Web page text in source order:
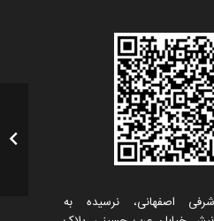
اصفهانی، نرسیده به